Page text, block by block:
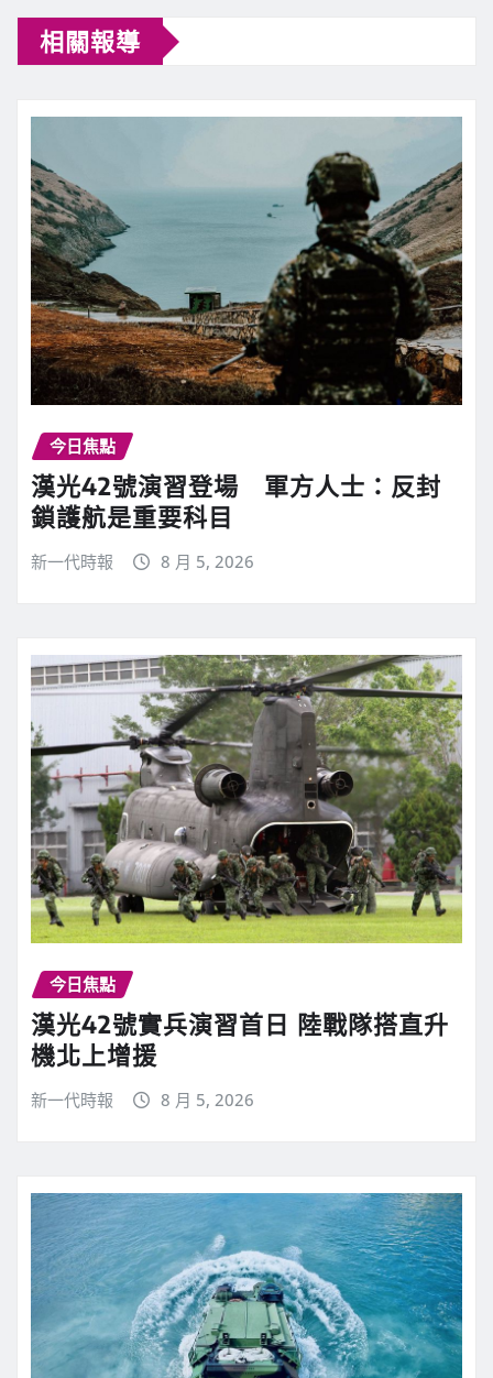
相關報導
今日焦點
漢光42號演習登場 軍方人士：反封
鎖護航是重要科目
新一代時報 8 月 5, 2026
今日焦點
漢光42號實兵演習首日 陸戰隊搭直升
機北上增援
新一代時報 8 月 5, 2026